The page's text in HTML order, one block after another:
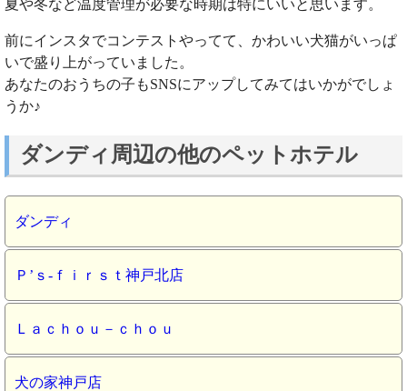
夏や冬など温度管理が必要な時期は特にいいと思います。
前にインスタでコンテストやってて、かわいい犬猫がいっぱ
いで盛り上がっていました。
あなたのおうちの子もSNSにアップしてみてはいかがでしょ
うか♪
ダンディ周辺の他のペットホテル
ダンディ
Ｐ’ｓ‐ｆｉｒｓｔ神戸北店
Ｌａｃｈｏｕ－ｃｈｏｕ
犬の家神戸店